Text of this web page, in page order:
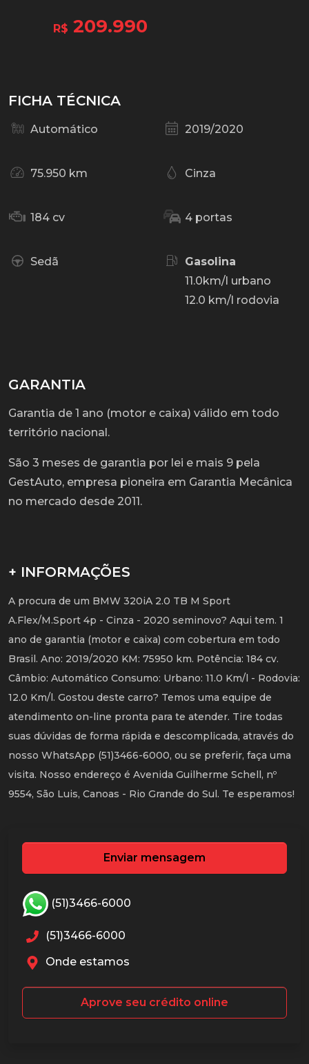
R$ 209.990
FICHA TÉCNICA
Automático 2019/2020
75.950 km Cinza
184 cv 4 portas
Sedã
Gasolina
11.0km/l urbano
12.0 km/l rodovia
GARANTIA
Garantia de 1 ano (motor e caixa) válido em todo
território nacional.
São 3 meses de garantia por lei e mais 9 pela
GestAuto, empresa pioneira em Garantia Mecânica
no mercado desde 2011.
+ INFORMAÇÕES
A procura de um BMW 320iA 2.0 TB M Sport
A.Flex/M.Sport 4p - Cinza - 2020 seminovo? Aqui tem. 1
ano de garantia (motor e caixa) com cobertura em todo
Brasil. Ano: 2019/2020 KM: 75950 km. Potência: 184 cv.
Câmbio: Automático Consumo: Urbano: 11.0 Km/l - Rodovia:
12.0 Km/l. Gostou deste carro? Temos uma equipe de
atendimento on-line pronta para te atender. Tire todas
suas dúvidas de forma rápida e descomplicada, através do
nosso WhatsApp (51)3466-6000, ou se preferir, faça uma
visita. Nosso endereço é Avenida Guilherme Schell, nº
9554, São Luis, Canoas - Rio Grande do Sul. Te esperamos!
Enviar mensagem
(51)3466-6000
(51)3466-6000
Onde estamos
Aprove seu crédito online